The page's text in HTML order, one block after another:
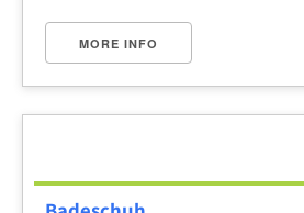
MORE INFO